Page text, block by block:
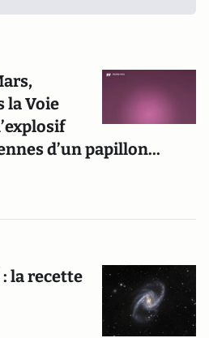
la Voie
d’un papillon...
la recette